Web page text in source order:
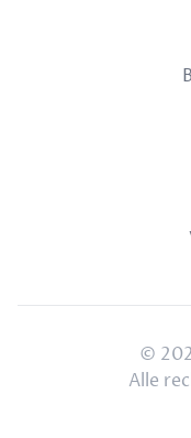
©
Alle